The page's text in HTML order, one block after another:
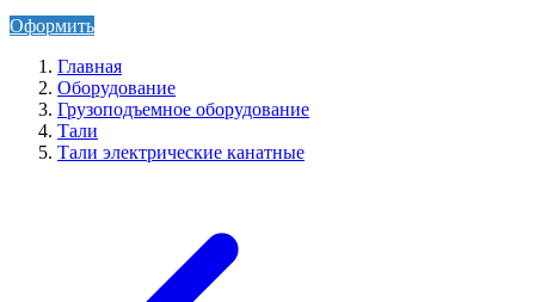
Оформить
Главная
Оборудование
Грузоподъемное оборудование
Тали
Тали электрические канатные